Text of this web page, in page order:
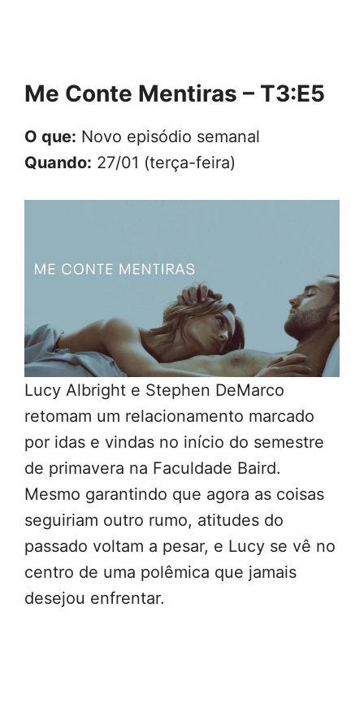
Me Conte Mentiras – T3:E5
O que: Novo episódio semanal
Quando: 27/01 (terça-feira)
Lucy Albright e Stephen DeMarco
retomam um relacionamento marcado
por idas e vindas no início do semestre
de primavera na Faculdade Baird.
Mesmo garantindo que agora as coisas
seguiriam outro rumo, atitudes do
passado voltam a pesar, e Lucy se vê no
centro de uma polêmica que jamais
desejou enfrentar.